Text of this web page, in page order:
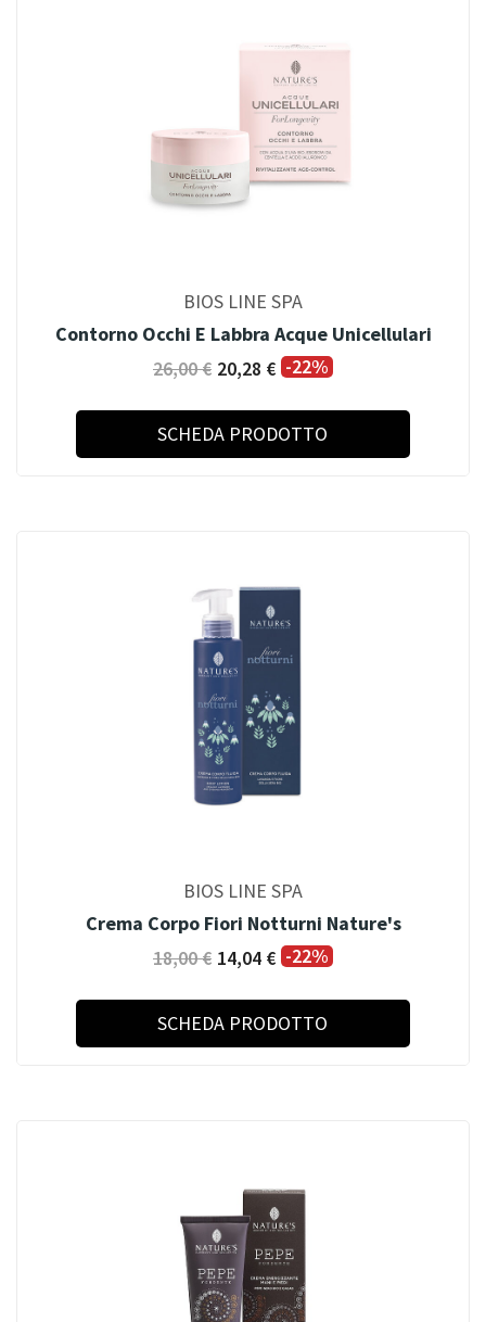
BIOS LINE SPA
Contorno Occhi E Labbra Acque Unicellulari
26,00 € 20,28 € -22%
SCHEDA PRODOTTO
BIOS LINE SPA
Crema Corpo Fiori Notturni Nature's
18,00 € 14,04 € -22%
SCHEDA PRODOTTO